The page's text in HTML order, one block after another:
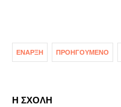
ΈΝΑΡΞΗ ΠΡΟΗΓΟΎΜΕΝΟ
Η ΣΧΟΛΗ